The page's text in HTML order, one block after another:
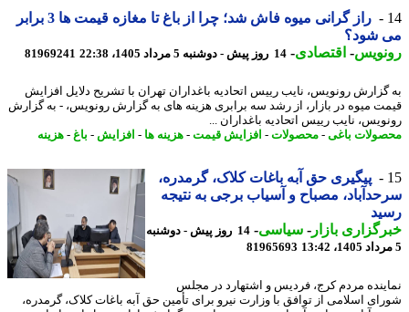
راز گرانی میوه فاش شد؛ چرا از باغ تا مغازه قیمت ها 3 برابر
شود؟
-اقتصادی-14 روز پیش - دوشنبه 5 مرداد 1405، 22:38 81969241
رونویس، نایب رییس اتحادیه باغداران تهران با تشریح دلایل افزایش
میوه در بازار، از رشد سه برابری هزینه های به گزارش رونویس، - به گزارش
نایب رییس اتحادیه باغداران ...
باغی-محصولات-افزایش قیمت-هزینه ها- افزایش -باغ -هزینه
پیگیری حق آبه باغات کلاک، گرمدره،
مصباح و آسیاب برجی به نتیجه
بازار- سیاسی-
14 روز پیش - دوشنبه
81965693
مردم کرج، فردیس و اشتهارد در مجلس
اسلامی از توافق با وزارت نیرو برای تأمین حق آبه باغات کلاک، گرمدره،